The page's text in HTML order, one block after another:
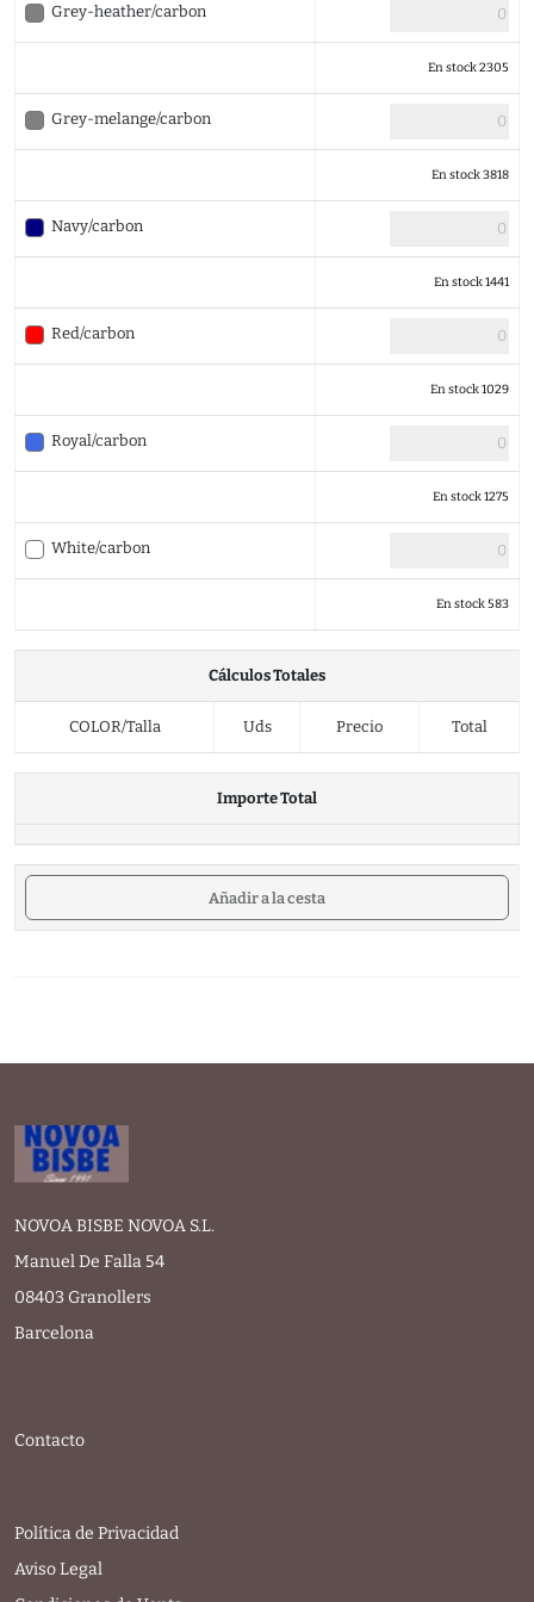
Grey-heather/carbon
En stock 2305
Grey-melange/carbon
En stock 3818
Navy/carbon
En stock 1441
Red/carbon
En stock 1029
Royal/carbon
En stock 1275
White/carbon
En stock 583
Cálculos Totales
COLOR/Talla Uds Precio Total
Importe Total
Añadir a la cesta
NOVOA BISBE NOVOA S.L.
Manuel De Falla 54
08403 Granollers
Barcelona
Contacto
Política de Privacidad
Aviso Legal